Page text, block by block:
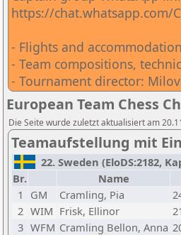
https://chat.whatsapp.com/
- Flights and
- Team compositions,
- Tournament director:
European Team Chess
Die Seite wurde zuletzt aktualisiert am
Teamaufstellung mit
22. Sweden (EloDS:2182,
Br.
Name
1
GM Cramling, Pia
2 WIM Frisk, Ellinor
3 WFM Cramling Bellon, Anna